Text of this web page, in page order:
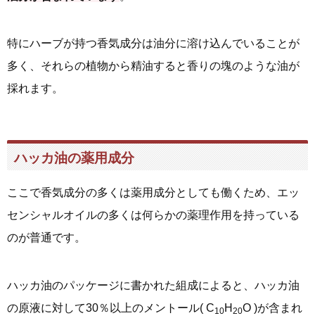
特にハーブが持つ香気成分は油分に溶け込んでいることが
多く、それらの植物から精油すると香りの塊のような油が
採れます。
ハッカ油の薬用成分
ここで香気成分の多くは薬用成分としても働くため、エッ
センシャルオイルの多くは何らかの薬理作用を持っている
のが普通です。
ハッカ油のパッケージに書かれた組成によると、ハッカ油
の原液に対して30％以上のメントール( C10H 20O )が含まれ